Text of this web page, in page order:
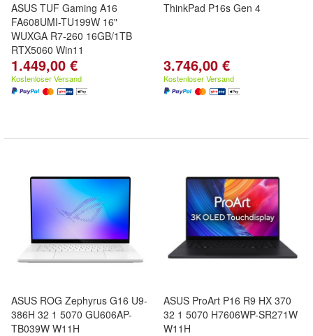
ASUS TUF Gaming A16
FA608UMI-TU199W 16"
WUXGA R7-260 16GB/1TB
RTX5060 Win11
1.449,00 €
Kostenloser Versand
ThinkPad P16s Gen 4
3.746,00 €
Kostenloser Versand
ASUS ROG Zephyrus G16 U9-
386H 32 1 5070 GU606AP-
TB039W W11H
ASUS ProArt P16 R9 HX 370
32 1 5070 H7606WP-SR271W
W11H